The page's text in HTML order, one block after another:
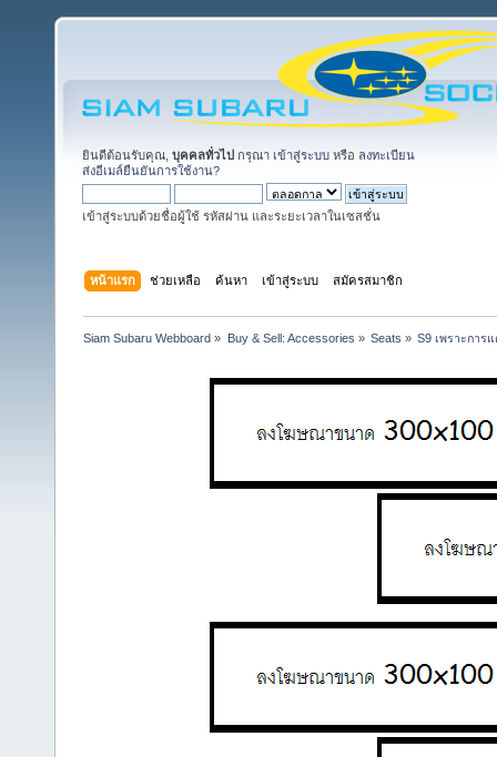
ยินดีต้อนรับคุณ, บุคคลทั่วไป กรุณา เข้าสู่ระบบ หรือ ลงทะเบียน
ส่งอีเมล์ยืนยันการใช้งาน?
เข้าสู่ระบบด้วยชื่อผู้ใช้ รหัสผ่าน และระยะเวลาในเซสชั่น
หน้าแรก ช่วยเหลือ ค้นหา เข้าสู่ระบบ สมัครสมาชิก
Siam Subaru Webboard » Buy & Sell: Accessories » Seats » S9 เพราะการ